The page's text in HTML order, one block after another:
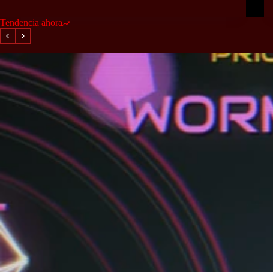
Tendencia ahora